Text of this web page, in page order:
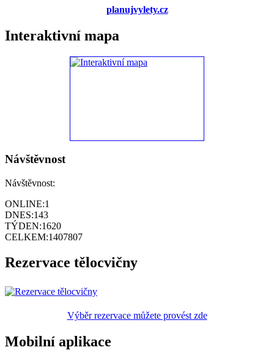
planujvylety.cz
Interaktivní mapa
Návštěvnost
Návštěvnost:
ONLINE:1
DNES:143
TÝDEN:1620
CELKEM:1407807
Rezervace tělocvičny
Výběr rezervace můžete provést zde
Mobilní aplikace